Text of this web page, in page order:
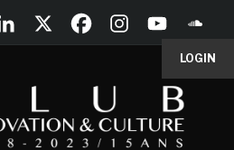
LOGIN